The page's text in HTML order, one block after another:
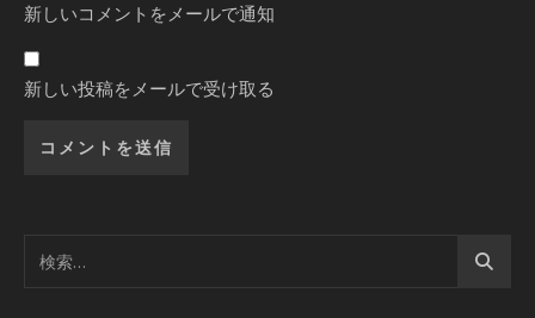
新しいコメントをメールで通知
新しい投稿をメールで受け取る